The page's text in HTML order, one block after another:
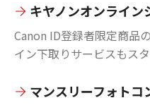
キヤノンオンライン
Canon ID登録者限定商品
イン下取りサービスもスタ
マンスリーフォトコ